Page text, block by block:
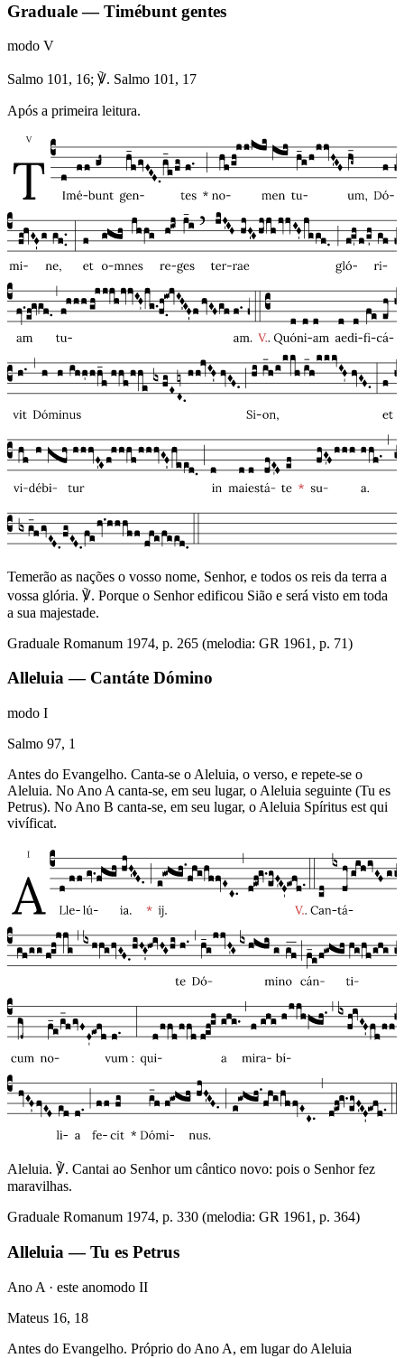
Graduale — Timébunt gentes
modo V
Salmo 101, 16; ℣. Salmo 101, 17
Após a primeira leitura.
Temerão as nações o vosso nome, Senhor, e todos os reis da terra a
vossa glória. ℣. Porque o Senhor edificou Sião e será visto em toda
a sua majestade.
Graduale Romanum 1974, p. 265 (melodia: GR 1961, p. 71)
Alleluia — Cantáte Dómino
modo I
Salmo 97, 1
Antes do Evangelho. Canta-se o Aleluia, o verso, e repete-se o
Aleluia. No Ano A canta-se, em seu lugar, o Aleluia seguinte (Tu es
Petrus). No Ano B canta-se, em seu lugar, o Aleluia Spíritus est qui
vivíficat.
Aleluia. ℣. Cantai ao Senhor um cântico novo: pois o Senhor fez
maravilhas.
Graduale Romanum 1974, p. 330 (melodia: GR 1961, p. 364)
Alleluia — Tu es Petrus
Ano A · este anomodo II
Mateus 16, 18
Antes do Evangelho. Próprio do Ano A, em lugar do Aleluia